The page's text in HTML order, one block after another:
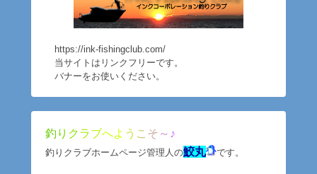
https://ink-fishingclub.com/
当サイトはリンクフリーです。
バナーをお使いください。
釣 り クラブへよ う こ そ ～ ♪
釣りクラブホームページ管理人の鮫丸 です。